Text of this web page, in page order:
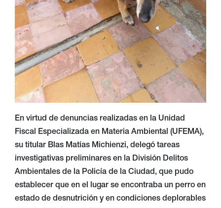
En virtud de denuncias realizadas en la Unidad
Fiscal Especializada en Materia Ambiental (UFEMA),
su titular Blas Matías Michienzi, delegó tareas
investigativas preliminares en la División Delitos
Ambientales de la Policía de la Ciudad, que pudo
establecer que en el lugar se encontraba un perro en
estado de desnutrición y en condiciones deplorables